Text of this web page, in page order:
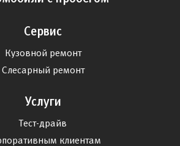
Сервис
Кузовной ремонт
Слесарный ремонт
Услуги
Тест-драйв
клиентам